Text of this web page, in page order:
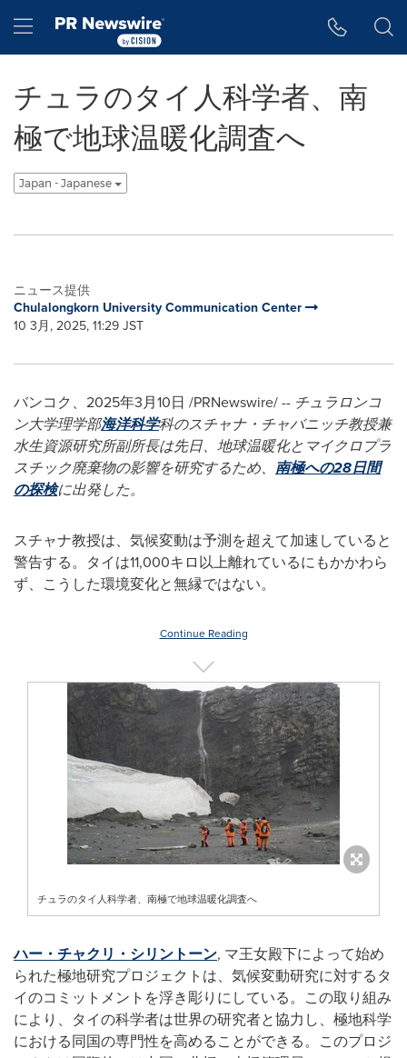
Hamburger menu
チュラのタイ人科学者、南
極で地球温暖化調査へ
Japan - Japanese
ニュース提供
Chulalongkorn University Communication Center
10 3月, 2025, 11:29 JST
バンコク、2025年3月10日 /PRNewswire/ -- チュラロンコ
ン大学理学部海洋科学科のスチャナ・チャバニッチ教授兼
水生資源研究所副所長は先日、地球温暖化とマイクロプラ
スチック廃棄物の影響を研究するため、 南極への28日間
の探検に出発した。
スチャナ教授は、気候変動は予測を超えて加速していると
警告する。タイは11,000キロ以上離れているにもかかわら
ず、こうした環境変化と無縁ではない。
Continue Reading
チュラのタイ人科学者、南極で地球温暖化調査へ
ハー・チャクリ・シリントーン, マ王女殿下によって始め
られた極地研究プロジェクトは、気候変動研究に対するタ
イのコミットメントを浮き彫りにしている。この取り組み
により、タイの科学者は世界の研究者と協力し、極地科学
における同国の専門性を高めることができる。このプロジ